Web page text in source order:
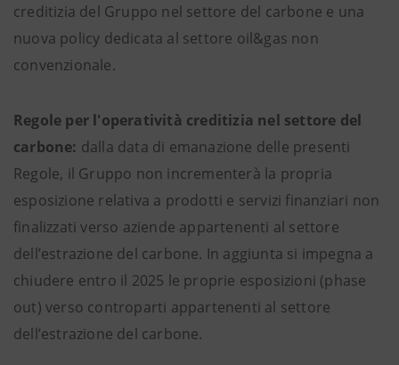
creditizia del Gruppo nel settore del carbone e una
nuova policy dedicata al settore oil&gas non
convenzionale.
Regole per l'operatività creditizia nel settore del
carbone: dalla data di emanazione delle presenti
Regole, il Gruppo non incrementerà la propria
esposizione relativa a prodotti e servizi finanziari non
finalizzati verso aziende appartenenti al settore
dell’estrazione del carbone. In aggiunta si impegna a
chiudere entro il 2025 le proprie esposizioni (phase
out) verso controparti appartenenti al settore
dell’estrazione del carbone.